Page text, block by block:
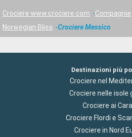
Crociere www.crociere.com Compagnie
Norwegian Bliss
Crociere Messico
Destinazioni più
Crociere nel
Crociere nelle isole
Crociere ai
Crociere Flordi e
Crociere in Nord